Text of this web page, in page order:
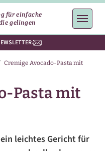
für einfache
gelingen
Cremige Avocado-Pasta mit
Pasta mit
leichtes Gericht für